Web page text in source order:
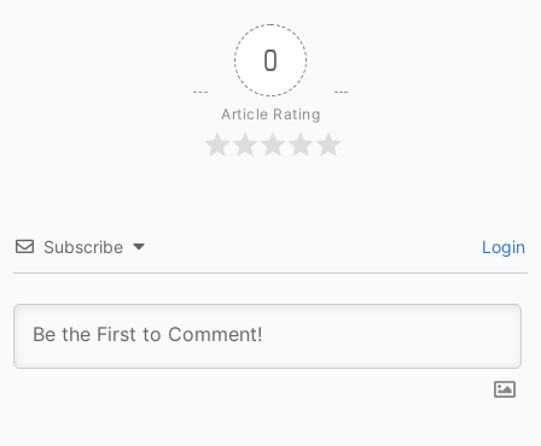
0
Article Rating
Subscribe Login